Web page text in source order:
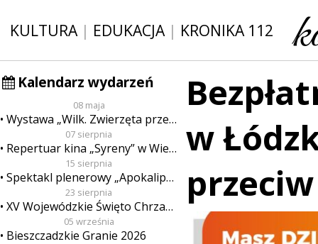
KULTURA| EDUKACJA| KRONIKA 112
Kalendarz wydarzeń
08 maja
Wystawa „Wilk. Zwierzęta przeklęte”
07 sierpnia
Repertuar kina „Syreny” w Wieluniu w dn. od 7 do 13 sierpnia
15 sierpnia
Spektakl plenerowy „Apokalipsa”
23 sierpnia
XV Wojewódzkie Święto Chrzanu
05 września
Bieszczadzkie Granie 2026
w